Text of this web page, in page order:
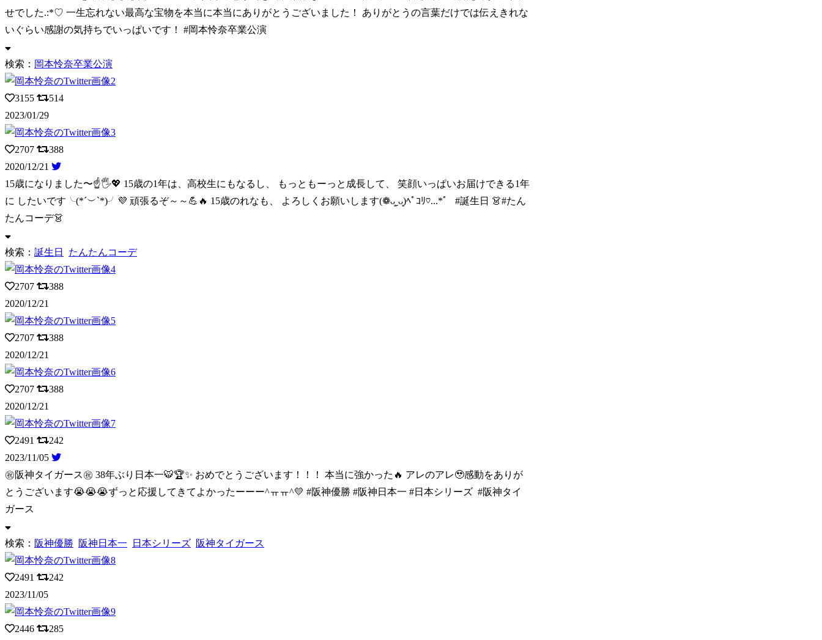
せでした.:*♡ 一生忘れない最高な宝物を本当に本当にありがとうございました！ ありがとうの言葉だけでは伝えきれな
いぐらい感謝の気持ちでいっぱいです！ #岡本怜奈卒業公演
検索： 岡本怜奈卒業公演
3155
514
2023/01/29
2707
388
2020/12/21
15歳になりました〜☝️🖐💖 15歳の1年は、高校生にもなるし、 もっともーっ と成長して、 笑顔いっぱいお届けできる1年
に したいです╰(*´︶`*)╯💜 頑張るぞ～～💪🔥 15歳のれなも、 よろしくお願いします(❁ᴗ͈ˬᴗ͈)ﾍﾟｺﾘ♡...*゜ #誕生日 👗#たん
たんコーデ👗
検索： 誕生日 たんたんコーデ
2707
388
2020/12/21
2707
388
2020/12/21
2707
388
2020/12/21
2491
242
2023/11/05
㊗️阪神タイガース㊗️ 38年ぶり日本一🐯🏆✨️ おめでとうございます！！！ 本当に強かった🔥 アレのアレ🥹感動をありが
とうございます😭😭😭ずっと応援してきてよかったーーー^ㅠㅠ^💛 #阪神優勝 #阪神日本一 #日本シリーズ #阪神タイ
ガース
検索： 阪神優勝 阪神日本一 日本シリーズ 阪神タイガース
2491
242
2023/11/05
2446 285